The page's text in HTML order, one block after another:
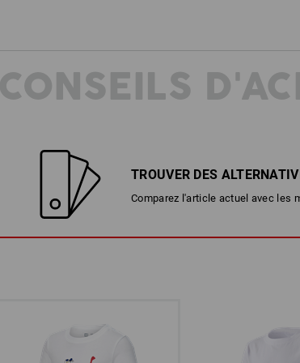
CONSEILS
TROUVER DES
Comparez l'article actuel avec les